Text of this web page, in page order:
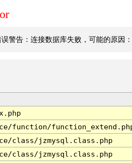
警告：连接数据库失败，可能的原因
function/
class/jzmysql.class.php
class/jzmysql.class.php